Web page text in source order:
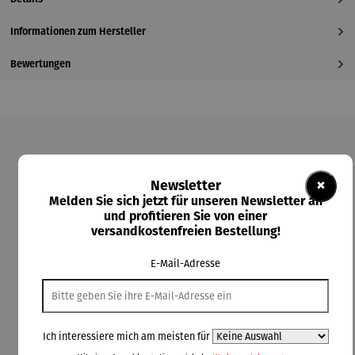
Informationen zum Hersteller
Bewertungen
Produktgalerie überspringen
Kunden kauften auch ×
Newsletter
Melden Sie sich jetzt für unseren Newsletter an
und profitieren Sie von einer
versandkostenfreien Bestellung!
E-Mail-Adresse
Ich interessiere mich am meisten für